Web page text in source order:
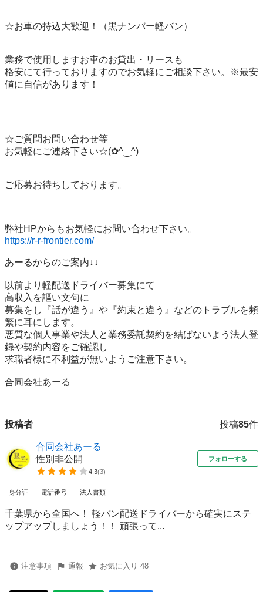
☆お車の持込大歓迎！（黒ナンバー軽バン）
業務で使用しますお車のお貸出・リースも
格安にて行っておりますのでお気軽にご相談下さい。※最安
値に自信があります！
☆ご質問お問い合わせ等
お気軽にご連絡下さい☆(⁠✿⁠^⁠‿⁠^⁠)
ご応募お待ちしております。
https://r-r-frontier.com/
あーるからのご案内↓↓
以前より軽配送ドライバー募集にて
高収入を謳い文句に
募集をし『話が違う』や『約束と違う』などのトラブルを頻
繁に耳にします。
悪質な個人事業や法人と業務委託契約を結ばないよう法人登
録や契約内容をご確認し
求職者様に不利益が無いようご注意下さい。
投稿者 投稿85件
合同会社あーる
性別非公開
4.3(3)
フォローする
身分証 電話番号 法人書類
千葉県から全国へ！ 軽バン配送ドライバーから確実にステ
ップアップしましょう！！ 頑張って...
注意事項 通報 お気に入り 48